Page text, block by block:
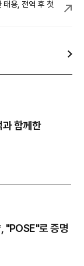
태용, 전역 후 첫
함께한
"POSE"로 증명